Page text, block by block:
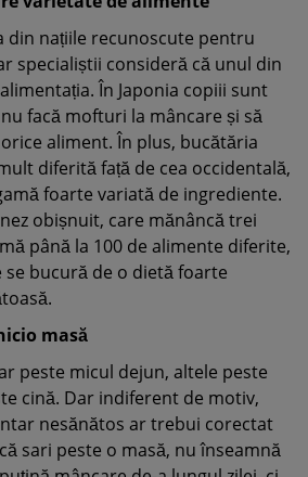
din națiile recunoscute pentru
specialiștii consideră că unul din
În Japonia copiii sunt
facă mofturi la mâncare și să
aliment. În plus, bucătăria
diferită față de cea occidentală,
foarte variată de ingrediente.
obișnuit, care mănâncă trei
până la 100 de alimente diferite,
bucură de o dietă foarte
masă
peste micul dejun, altele peste
cină. Dar indiferent de motiv,
nesănătos ar trebui corectat
sari peste o masă, nu înseamnă